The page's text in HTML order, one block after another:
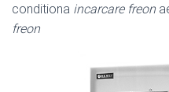
conditiona incarcare freon
freon